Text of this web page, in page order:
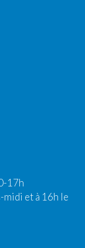
17h
et à 16h le